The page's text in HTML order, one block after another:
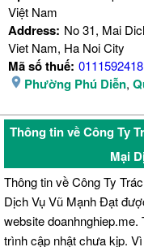
Việt Nam
Address: No 31, Mai
Viet Nam, Ha Noi City
Mã số thuế: 0111592418
Phường Phú Diễn,
Thông tin về Công Ty
Mại
Thông tin về Công Ty
Dịch Vụ Vũ Mạnh Đạt
website
trình cập nhật chưa kịp.